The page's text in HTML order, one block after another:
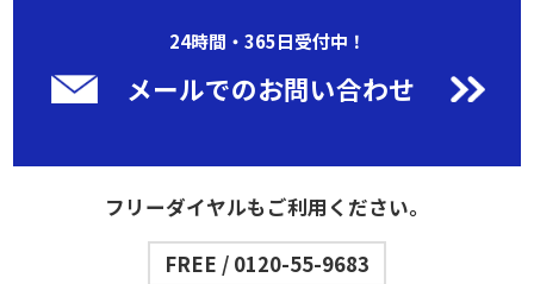
24時間・365日受付中！
メールでのお問い合わせ
フリーダイヤルもご利用ください。
FREE / 0120-55-9683